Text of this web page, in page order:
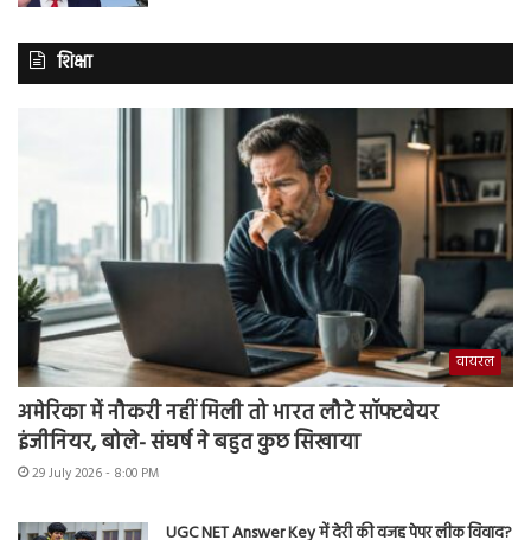
शिक्षा
वायरल
अमेरिका में नौकरी नहीं मिली तो भारत लौटे सॉफ्टवेयर
इंजीनियर, बोले- संघर्ष ने बहुत कुछ सिखाया
29 July 2026 - 8:00 PM
UGC NET Answer Key में देरी की वजह पेपर लीक विवाद?